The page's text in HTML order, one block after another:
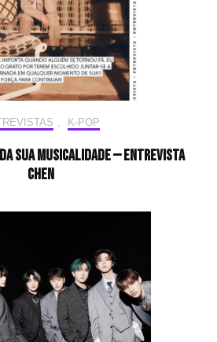
, K-POP
sua musicalidade — Entrevista
CHEN